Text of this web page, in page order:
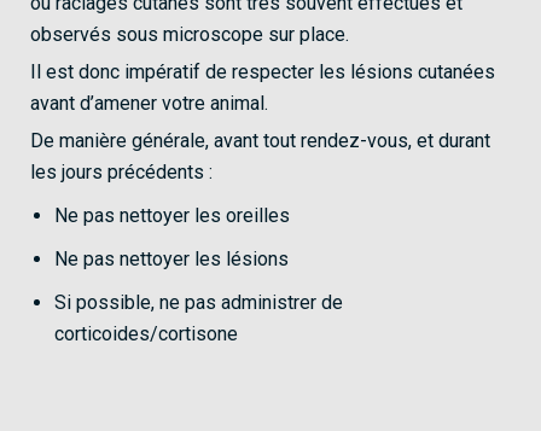
observés sous microscope sur place.
Il est donc impératif de respecter les lésions cutanées
avant d’amener votre animal.
De manière générale, avant tout rendez-vous, et durant
les jours précédents :
Ne pas nettoyer les oreilles
Ne pas nettoyer les lésions
Si possible, ne pas administrer de
corticoides/cortisone